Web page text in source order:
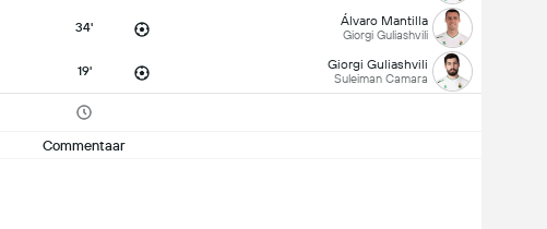
34' Álvaro Mantilla
Giorgi Guliashvili
19' Giorgi Guliashvili
Suleiman Camara
Commentaar